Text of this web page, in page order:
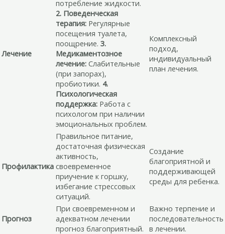
Лечение
потребление жидкости.
2. Поведенческая
терапия: Регулярные
посещения туалета,
поощрение. 3.
Медикаментозное
лечение: Слабительные
(при запорах),
пробиотики. 4.
Психологическая
поддержка: Работа с
психологом при наличии
эмоциональных проблем.
Комплексный
подход,
индивидуальный
план лечения.
Профилактика
Правильное питание,
достаточная физическая
активность,
своевременное
приучение к горшку,
избегание стрессовых
ситуаций.
Создание
благоприятной и
поддерживающей
среды для ребенка.
Прогноз
При своевременном и
адекватном лечении
прогноз благоприятный.
Важно терпение и
последовательность
в лечении.